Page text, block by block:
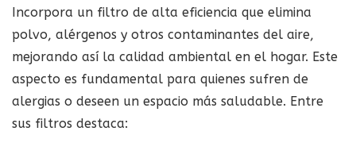
Incorpora un filtro de alta eficiencia que elimina
polvo, alérgenos y otros contaminantes del aire,
mejorando así la calidad ambiental en el hogar. Este
aspecto es fundamental para quienes sufren de
alergias o deseen un espacio más saludable. Entre
sus filtros destaca: